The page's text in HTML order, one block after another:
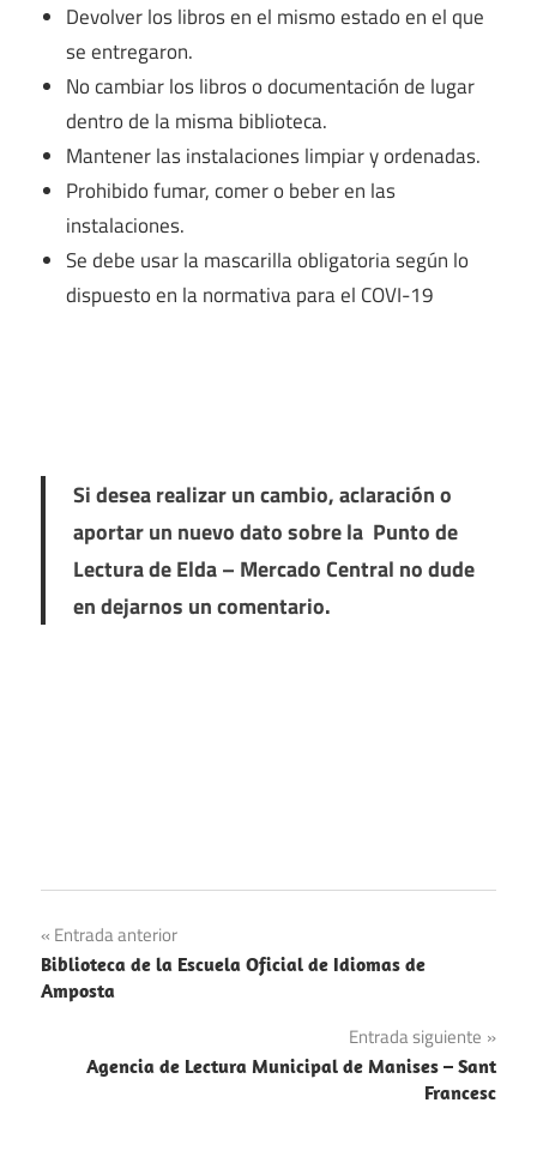
Devolver los libros en el mismo estado en el que
se entregaron.
No cambiar los libros o documentación de lugar
dentro de la misma biblioteca.
Mantener las instalaciones limpiar y ordenadas.
Prohibido fumar, comer o beber en las
instalaciones.
Se debe usar la mascarilla obligatoria según lo
dispuesto en la normativa para el COVI-19
Si desea realizar un cambio, aclaración o
aportar un nuevo dato sobre la Punto de
Lectura de Elda – Mercado Central no dude
en dejarnos un comentario.
Navegación
de
Entrada anterior
Biblioteca de la Escuela Oficial de Idiomas de
Amposta
Entrada siguiente
Agencia de Lectura Municipal de Manises – Sant
Francesc